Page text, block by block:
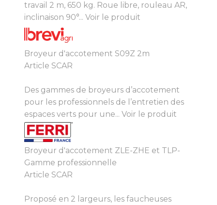
travail 2 m, 650 kg. Roue libre, rouleau AR,
inclinaison 90°... Voir le produit
Broyeur d'accotement S09Z 2m
Article SCAR
Des gammes de broyeurs d’accotement
pour les professionnels de l’entretien des
espaces verts pour une... Voir le produit
Broyeur d'accotement ZLE-ZHE et TLP-
Gamme professionnelle
Article SCAR
Proposé en 2 largeurs, les faucheuses